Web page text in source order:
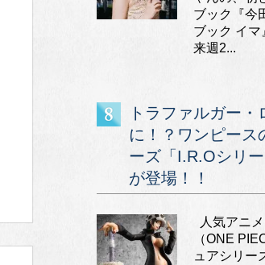
ブック『今
ブック イマ
来週2...
トラファルガー・
に！？ワンピース
ーズ「I.R.Oシリ
が登場！！
人気アニ
（ONE
ュアシリー